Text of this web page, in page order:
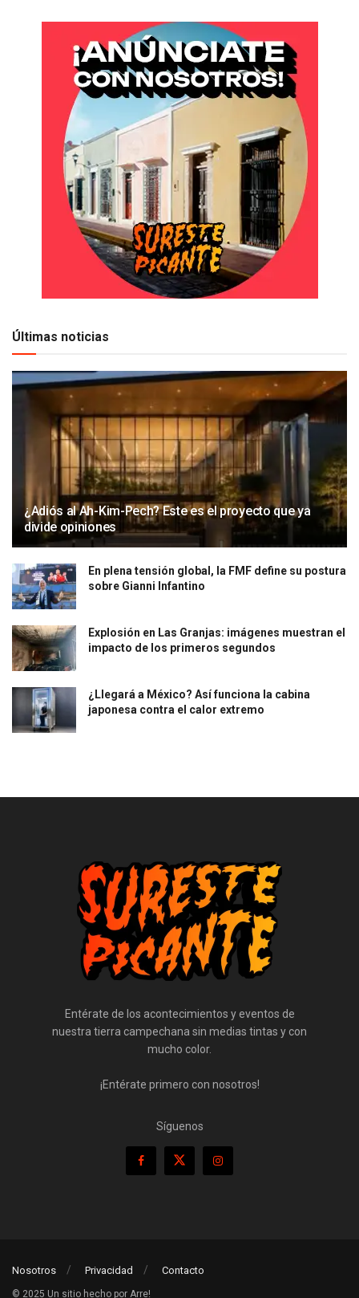
Últimas noticias
¿Adiós al Ah-Kim-Pech? Este es el proyecto que ya
divide opiniones
En plena tensión global, la FMF define su postura
sobre Gianni Infantino
Explosión en Las Granjas: imágenes muestran el
impacto de los primeros segundos
¿Llegará a México? Así funciona la cabina
japonesa contra el calor extremo
Entérate de los acontecimientos y eventos de
nuestra tierra campechana sin medias tintas y con
mucho color.
¡Entérate primero con nosotros!
Síguenos
Nosotros Privacidad Contacto
© 2025 Un sitio hecho por Arre!